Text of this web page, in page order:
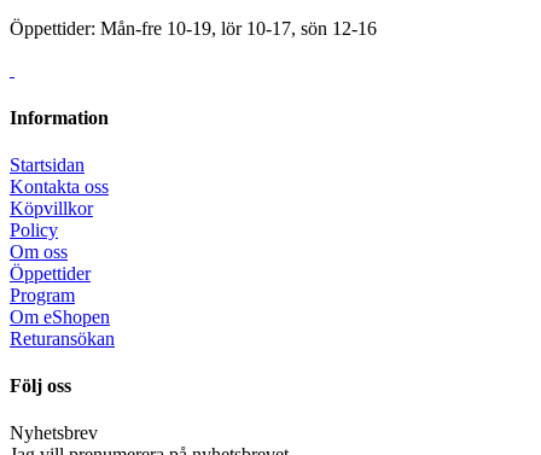
Öppettider: Mån-fre 10-19, lör 10-17, sön 12-16
Information
Startsidan
Kontakta oss
Köpvillkor
Policy
Om oss
Öppettider
Program
Om eShopen
Returansökan
Följ oss
Nyhetsbrev